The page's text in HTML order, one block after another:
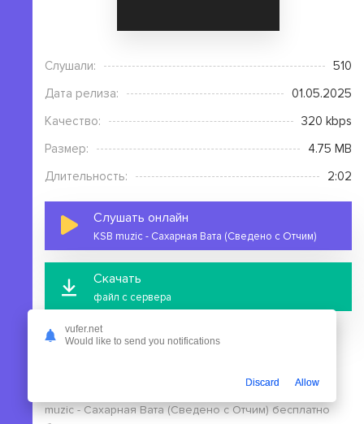
Слушали:
510
Дата релиза:
01.05.2025
Качество:
320 kbps
Размер:
4.75 MB
Длительность:
2:02
Слушать онлайн
KSB muzic - Сахарная Вата (Сведено с Отчим)
Скачать
файл с сервера
muzic - Сахарная Вата (Сведено с Отчим) бесплатно
vufer.net
Would like to send you notifications
Discard Allow